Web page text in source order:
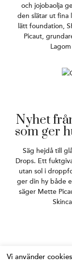
och jojobaolja
den slätar ut fina
lätt foundation,
Picaut,
Nyhet
som ger
Säg hejdå till
Drops. Ett
utan sol i
ger din hy både
säger Mette
Vi använder